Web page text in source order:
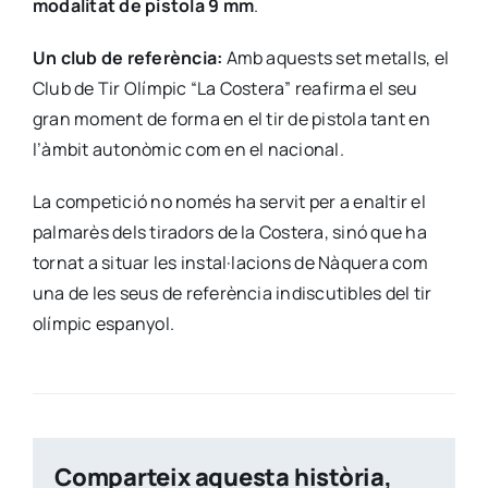
modalitat de pistola 9 mm.
Un club de referència: Amb aquests set metalls, el
Club de Tir Olímpic “La Costera” reafirma el seu
gran moment de forma en el tir de pistola tant en
l’àmbit autonòmic com en el nacional.
La competició no només ha servit per a enaltir el
palmarès dels tiradors de la Costera, sinó que ha
tornat a situar les instal·lacions de Nàquera com
una de les seus de referència indiscutibles del tir
olímpic espanyol.
Comparteix aquesta història,